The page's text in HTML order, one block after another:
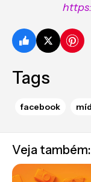
Tags
facebook
Veja também: